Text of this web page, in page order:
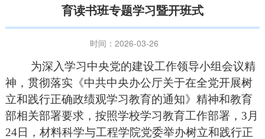
育读书班专题学习暨开班式
时间：2026-03-26
为深入学习中央党的建设工作领导小组会议精
神，贯彻落实《中共中央办公厅关于在全党开展树
立和践行正确政绩观学习教育的通知》精神和教育
部相关部署要求，按照学校学习教育工作部署， 3月
24日，材料科学与工程学院党委举办树立和践行正